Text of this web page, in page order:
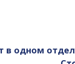
в одном